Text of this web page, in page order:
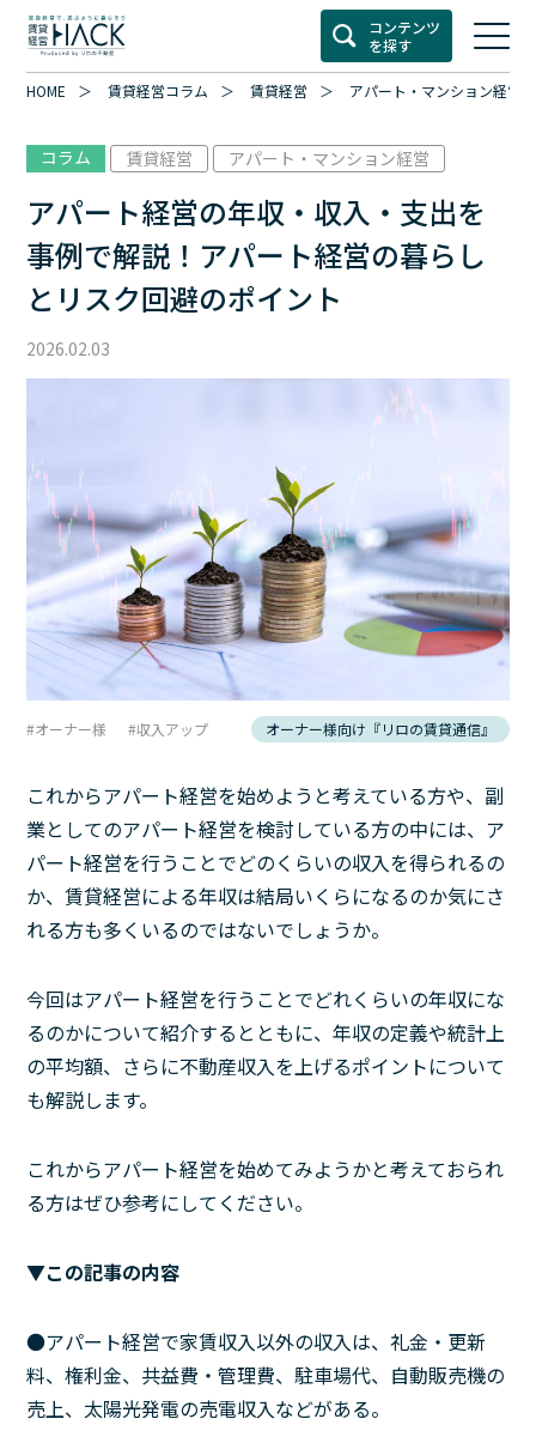
コンテンツ
を探す
HOME 賃貸経営コラム 賃貸経営 アパート・マンション経営
コラム 賃貸経営 アパート・マンション経営
アパート経営の年収・収入・支出を
事例で解説！アパート経営の暮らし
とリスク回避のポイント
2026.02.03
オーナー様 収入アップ オーナー様向け『リロの賃貸通信』
これからアパート経営を始めようと考えている方や、副
業としてのアパート経営を検討している方の中には、ア
パート経営を行うことでどのくらいの収入を得られるの
か、賃貸経営による年収は結局いくらになるのか気にさ
れる方も多くいるのではないでしょうか。
今回はアパート経営を行うことでどれくらいの年収にな
るのかについて紹介するとともに、年収の定義や統計上
の平均額、さらに不動産収入を上げるポイントについて
も解説します。
これからアパート経営を始めてみようかと考えておられ
る方はぜひ参考にしてください。
▼この記事の内容
●アパート経営で家賃収入以外の収入は、礼金・更新
料、権利金、共益費・管理費、駐車場代、自動販売機の
売上、太陽光発電の売電収入などがある。